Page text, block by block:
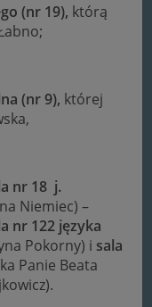
(nr 19), którą
(nr 9), której
nr 18 j.
Niemiec) –
nr 122 języka
Pokorny) i sala
Panie Beata